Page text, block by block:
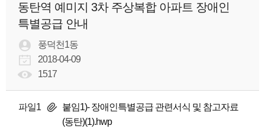
동탄역 예미지 3차 주상복합 아파트 장애인
특별공급 안내
풍덕천1동
2018-04-09
1517
파일1
붙임1)- 장애인특별공급 관련서식 및 참고자료
(동탄)(1).hwp